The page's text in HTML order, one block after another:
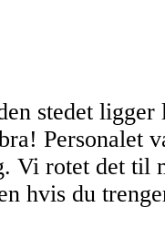
stedet ligger
Personalet
Vi rotet det til
hvis du